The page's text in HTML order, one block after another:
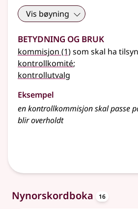
Vis bøyning
Betydning og bruk
kommisjon (1)som skal ha
kontrollkomité;
kontrollutvalg
Eksempel
enkontrollkommisjonskal passe
blir overholdt
Nynorskordboka 16